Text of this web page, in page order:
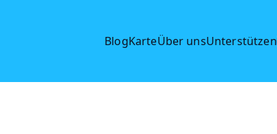
BlogKarteÜber unsUnterstützen